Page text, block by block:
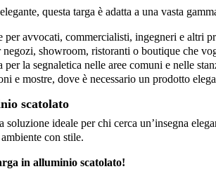
questa targa è adatta a una vasta
per avvocati, commercialisti, ingegneri e altri
negozi, showroom, ristoranti o boutique che
per la segnaletica nelle aree comuni e nelle
e mostre, dove è necessario un prodotto
scatolato
soluzione ideale per chi cerca un’insegna
con stile.
in alluminio scatolato!